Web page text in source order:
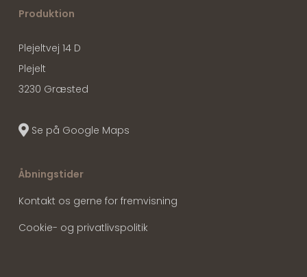
Produktion
Plejeltvej 14 D
Plejelt
3230 Græsted
Se på Google Maps
Åbningstider
Kontakt os gerne for fremvisning
Cookie- og privatlivspolitik